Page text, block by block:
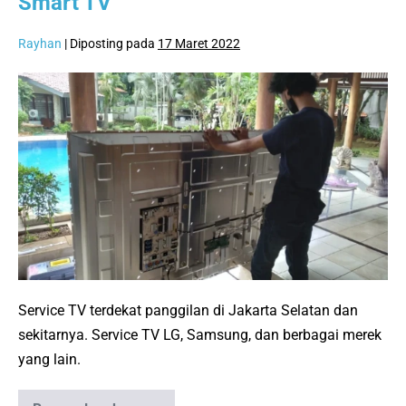
Rayhan | Diposting pada 17 Maret 2022
Spesialis
Service
TV
Jakarta
Selatan:
Layanan
Panggilan
LCD,
LED,
OLED
&
Smart
Service TV terdekat panggilan di Jakarta Selatan dan
sekitarnya. Service TV LG, Samsung, dan berbagai merek
yang lain.